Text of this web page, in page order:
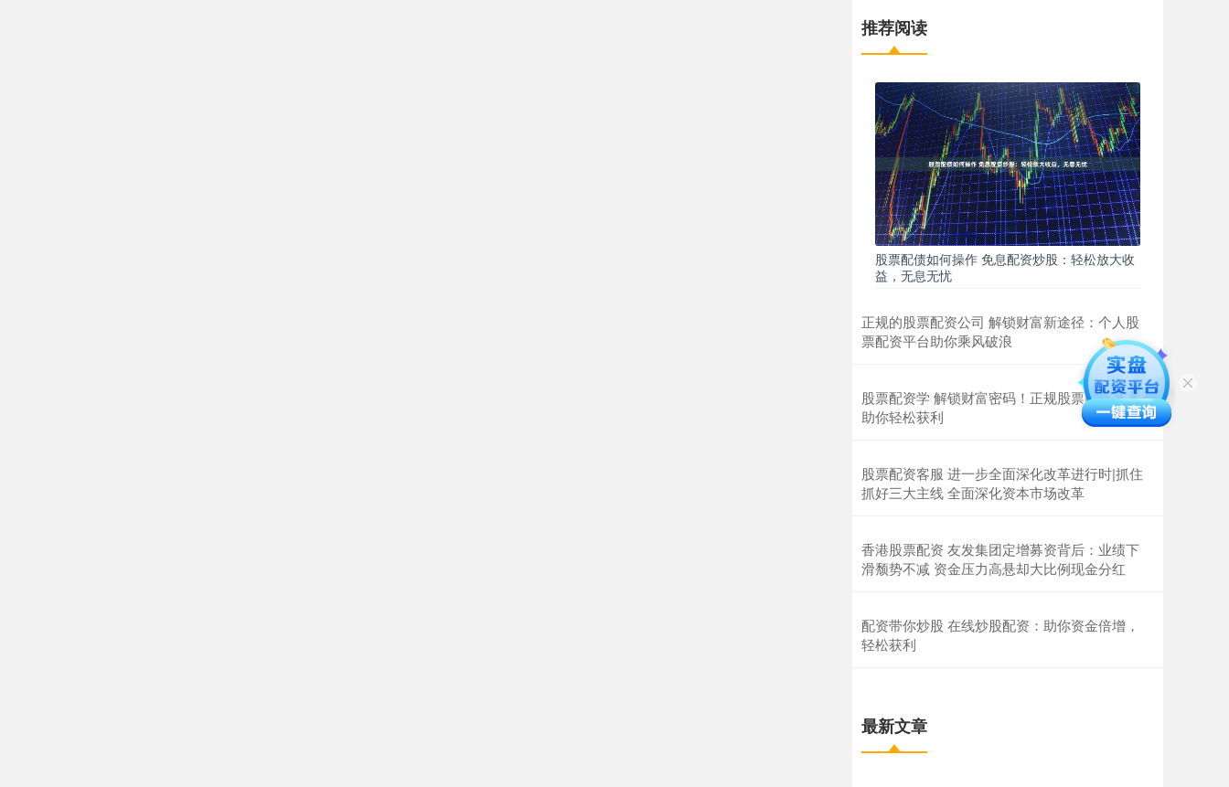
推荐阅读
股票配债如何操作 免息配资炒股：轻松放大收
益，无息无忧
正规的股票配资公司 解锁财富新途径：个人股
票配资平台助你乘风破浪
股票配资学 解锁财富密码！正规股票配资软件
助你轻松获利
股票配资客服 进一步全面深化改革进行时|抓住
抓好三大主线 全面深化资本市场改革
香港股票配资 友发集团定增募资背后：业绩下
滑颓势不减 资金压力高悬却大比例现金分红
配资带你炒股 在线炒股配资：助你资金倍增，
轻松获利
最新文章